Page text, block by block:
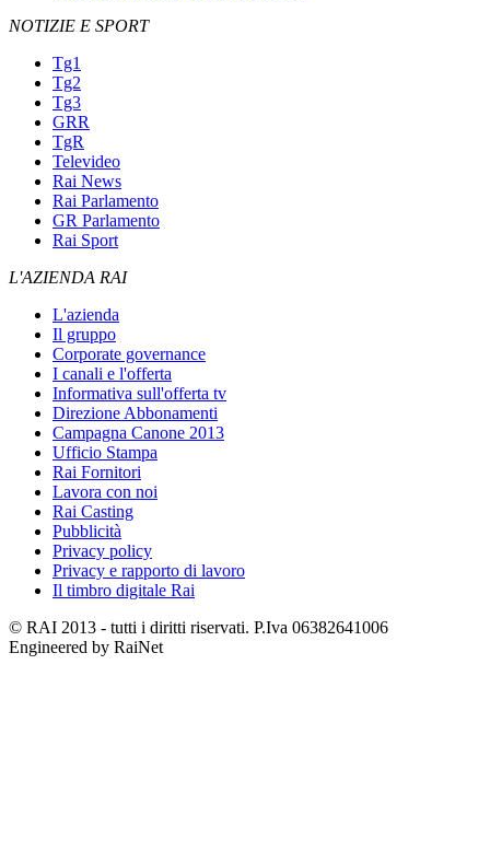
NOTIZIE E SPORT
Tg1
Tg2
Tg3
GRR
TgR
Televideo
Rai News
Rai Parlamento
GR Parlamento
Rai Sport
L'AZIENDA RAI
L'azienda
Il gruppo
Corporate governance
I canali e l'offerta
Informativa sull'offerta tv
Direzione Abbonamenti
Campagna Canone 2013
Ufficio Stampa
Rai Fornitori
Lavora con noi
Rai Casting
Pubblicità
Privacy policy
Privacy e rapporto di lavoro
Il timbro digitale Rai
© RAI 2013 - tutti i diritti riservati. P.Iva 06382641006
Engineered by RaiNet